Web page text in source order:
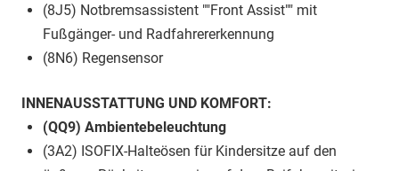
(8J5) Notbremsassistent ""Front Assist"" mit
Fußgänger- und Radfahrererkennung
(8N6) Regensensor
INNENAUSSTATTUNG UND KOMFORT:
(QQ9) Ambientebeleuchtung
(3A2) ISOFIX-Halteösen für Kindersitze auf den